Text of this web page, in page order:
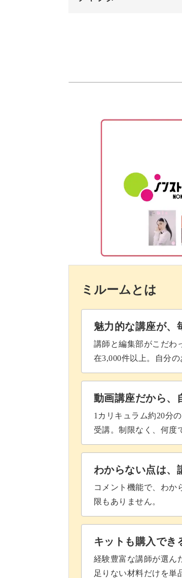
焦らずご自身のペースで
優雅な椿も、切り折り紙
完成した作品は、自宅を
11月頃から咲き始める椿
リビングの一角や玄関先
切り折り紙は優しい印象
和の雰囲気も感じさせる
皆さんも一緒に、繊細な
講座でお待ちしております！
花に立体感をつける
花びらの切込みに糊づ
おしべの図案を切り花
おしべを等間隔に切る
パーツをつなげてワイ
葉っぱを切る
葉っぱにワイヤーをつ
パーツを組み立てる
台座に設置する
ミルームとは
魅力的な講座が、
講師と編集部がこだわ
在3,000件以上。自分
動画講座だから、
1カリキュラム約20分
受講。制限なく、何度
わからない点は、
コメント機能で、わか
限もありません。
キットも購入でき
経験豊富な講師が選ん
足りない材料だけを単